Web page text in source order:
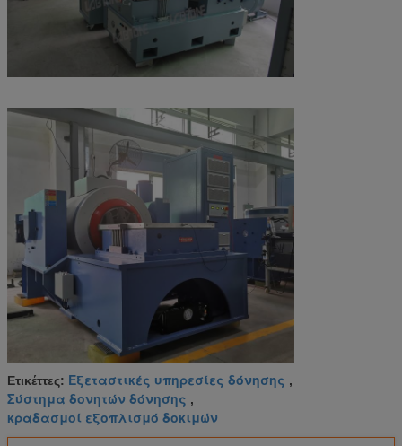
Ετικέττες: Εξεταστικές υπηρεσίες δόνησης ,
Σύστημα δονητών δόνησης ,
κραδασμοί εξοπλισμό δοκιμών